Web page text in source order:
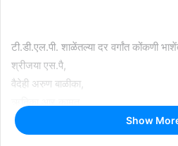
टी.डी.एल.पी. शाळेंतल्या दर वर्गांत कोंकणी
श्रीजया एस.पै,
वैदेही अरुण बाळीका,
ह्या विद्यार्थ्यांक ‘श्रीनिवास शेणै पुरस्कार’
संहित एस.पै,
Show